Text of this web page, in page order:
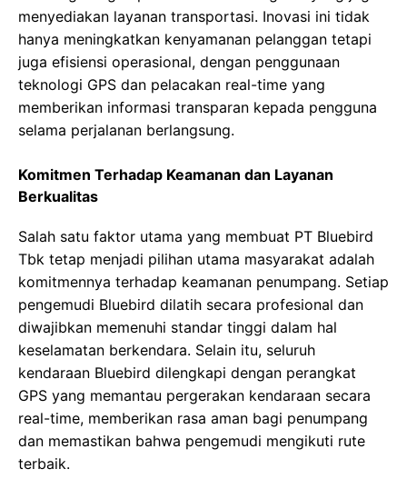
menyediakan layanan transportasi. Inovasi ini tidak
hanya meningkatkan kenyamanan pelanggan tetapi
juga efisiensi operasional, dengan penggunaan
teknologi GPS dan pelacakan real-time yang
memberikan informasi transparan kepada pengguna
selama perjalanan berlangsung.
Komitmen Terhadap Keamanan dan Layanan
Berkualitas
Salah satu faktor utama yang membuat PT Bluebird
Tbk tetap menjadi pilihan utama masyarakat adalah
komitmennya terhadap keamanan penumpang. Setiap
pengemudi Bluebird dilatih secara profesional dan
diwajibkan memenuhi standar tinggi dalam hal
keselamatan berkendara. Selain itu, seluruh
kendaraan Bluebird dilengkapi dengan perangkat
GPS yang memantau pergerakan kendaraan secara
real-time, memberikan rasa aman bagi penumpang
dan memastikan bahwa pengemudi mengikuti rute
terbaik.